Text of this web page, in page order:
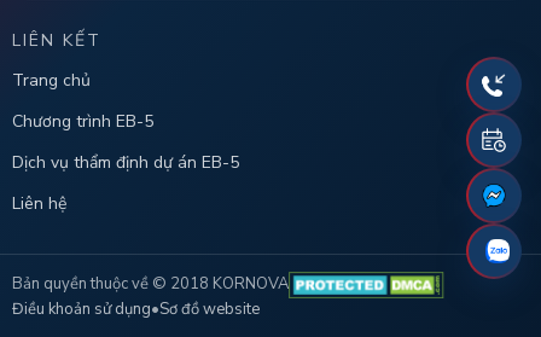
LIÊN KẾT
Trang chủ
Chương trình EB-5
Dịch vụ thẩm định dự án EB-5
Liên hệ
Bản quyền thuộc về © 2018 KORNOVA
Điều khoản sử dụng•Sơ đồ website